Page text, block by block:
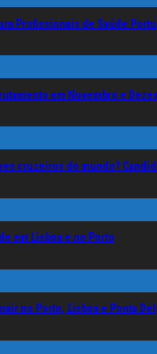
Profissionais de Saúde
em Novembro e
cruzeiros do mundo?
em Lisboa e no Porto
no Porto, Lisboa e Ponta